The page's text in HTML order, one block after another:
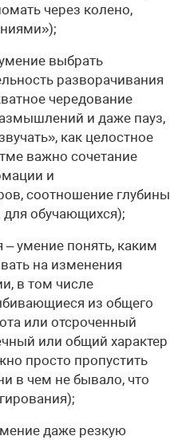
через колено,
выбрать
разворачивания
чередование
и даже пауз,
как целостное
важно сочетание
и
соотношение глубины
для обучающихся);
– умение понять, каким
на изменения
в том числе
из общего
или отсроченный
или общий характер
просто пропустить
в чем не бывало, что
даже резкую